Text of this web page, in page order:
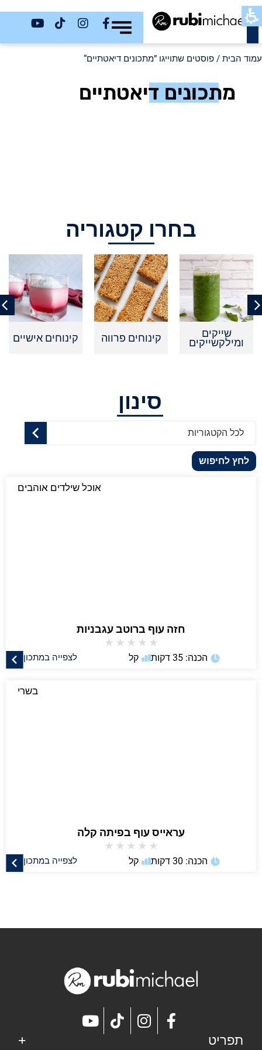
כשר
עמוד הבית / פוסטים שתוייגו ”מתכונים דיאטתיים“
מתכונים דיאטתיים
בחרו קטגוריה
שייקים
ומילקשייקים קינוחים פרווה קינוחים אישיים
סינון
לכל הקטגוריות
לחץ לחיפוש
אוכל שילדים אוהבים
חזה עוף ברוטב עגבניות
★
★
★
★
★
לצפייה במתכון הכנה: 35 דקות קל
בשרי
עראייס עוף בפיתה קלה
★
★
★
★
★
לצפייה במתכון הכנה: 30 דקות קל
תפריט